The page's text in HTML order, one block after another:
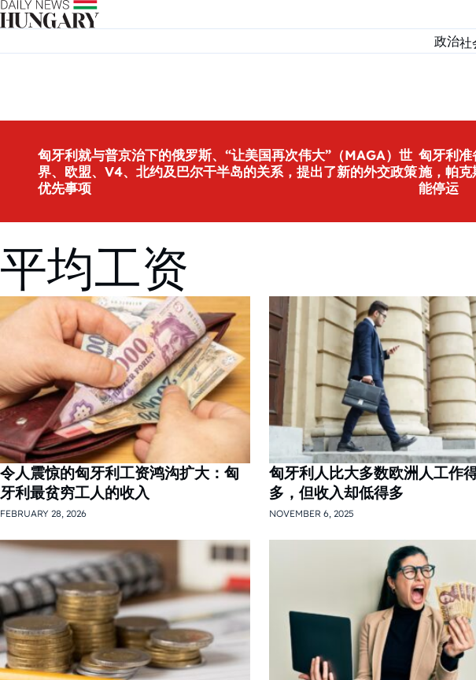
Skip to content
政治社
匈牙利就与普京治下的俄罗斯、“让美国再次伟大”（MAGA）世
界、欧盟、V4、北约及巴尔干半岛的关系，提出了新的外交政策
优先事项
匈牙利准
施，帕克
能停运
平均工资
令人震惊的匈牙利工资鸿沟扩大：匈
牙利最贫穷工人的收入
FEBRUARY 28, 2026
匈牙利人比大多数欧洲人工作
多，但收入却低得多
NOVEMBER 6, 2025